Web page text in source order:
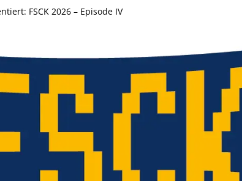
FSCK 2026 – Episode IV